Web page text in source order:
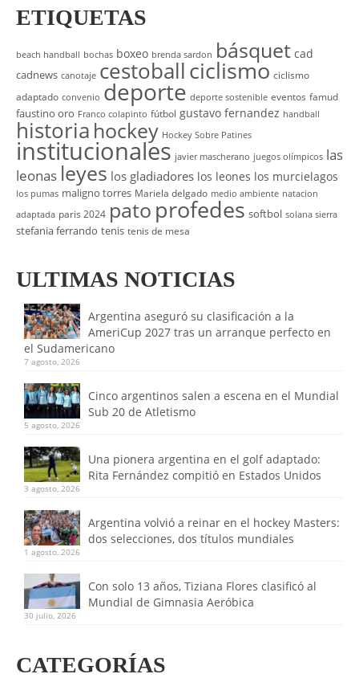
ETIQUETAS
beach handball bochas boxeo brenda sardon básquet cad
cadnews canotaje cestoballciclismo ciclismo
adaptado convenio deporte deporte sostenible eventos famud
faustino oro Franco colapinto fútbol gustavo fernandez handball
historia hockey Hockey Sobre Patines
institucionales javier mascherano juegos olímpicos las
leonas leyes los gladiadores los leones los murcielagos
los pumas maligno torres Mariela delgado medio ambiente natacion
adaptada paris 2024 pato profedes softbol solana sierra
stefania ferrando tenis tenis de mesa
ULTIMAS NOTICIAS
Argentina aseguró su clasificación a la
AmeriCup 2027 tras un arranque perfecto en
el Sudamericano
7 agosto, 2026
Cinco argentinos salen a escena en el Mundial
Sub 20 de Atletismo
5 agosto, 2026
Una pionera argentina en el golf adaptado:
Rita Fernández compitió en Estados Unidos
3 agosto, 2026
Argentina volvió a reinar en el hockey Masters:
dos selecciones, dos títulos mundiales
1 agosto, 2026
Con solo 13 años, Tiziana Flores clasificó al
Mundial de Gimnasia Aeróbica
30 julio, 2026
CATEGORÍAS